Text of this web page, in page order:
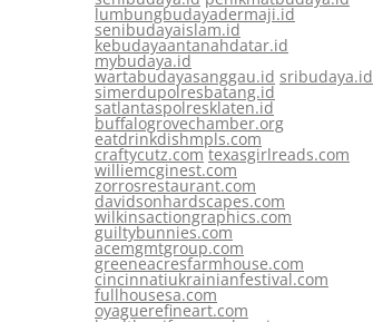
lumbungbudayadermaji.id
senibudayaislam.id
kebudayaantanahdatar.id
mybudaya.id
wartabudayasanggau.id sribudaya.id
simerdupolresbatang.id
satlantaspolresklaten.id
buffalogrovechamber.org
eatdrinkdishmpls.com
craftycutz.com texasgirlreads.com
williemcginest.com
zorrosrestaurant.com
davidsonhardscapes.com
wilkinsactiongraphics.com
guiltybunnies.com
acemgmtgroup.com
greeneacresfarmhouse.com
cincinnatiukrainianfestival.com
fullhousesa.com
oyaguerefineart.com